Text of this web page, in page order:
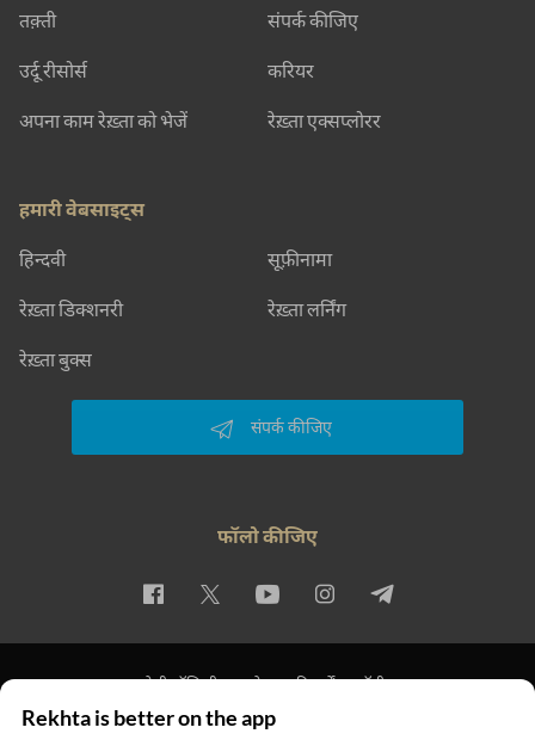
तक़्ती
उर्दू रीसोर्स
अपना काम रेख़्ता को भेजें
संपर्क कीजिए
करियर
रेख़्ता एक्सप्लोरर
हमारी वेबसाइट्स
हिन्दवी सूफ़ीनामा
रेख़्ता डिक्शनरी रेख़्ता लर्निंग
रेख़्ता बुक्स
संपर्क कीजिए
फॉलो कीजिए
प्राइवेसी पॉलिसी इस्तेमाल की शर्तें कॉपीराइट
© 2026 Rekhta™ Foundation. All rights reserved.
Rekhta is better on the app